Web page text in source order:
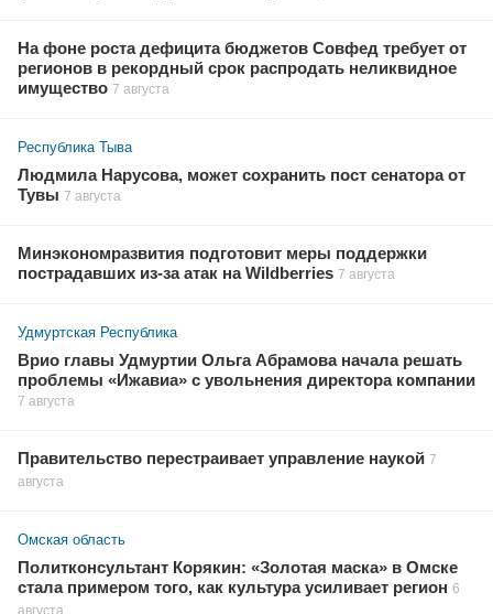
На фоне роста дефицита бюджетов Совфед требует от
регионов в рекордный срок распродать неликвидное
имущество 7 августа
Республика Тыва
Людмила Нарусова, может сохранить пост сенатора от
Тувы 7 августа
Минэкономразвития подготовит меры поддержки
пострадавших из-за атак на Wildberries 7 августа
Удмуртская Республика
Врио главы Удмуртии Ольга Абрамова начала решать
проблемы «Ижавиа» с увольнения директора компании
7 августа
Правительство перестраивает управление наукой 7
августа
Омская область
Политконсультант Корякин: «Золотая маска» в Омске
стала примером того, как культура усиливает регион 6
августа